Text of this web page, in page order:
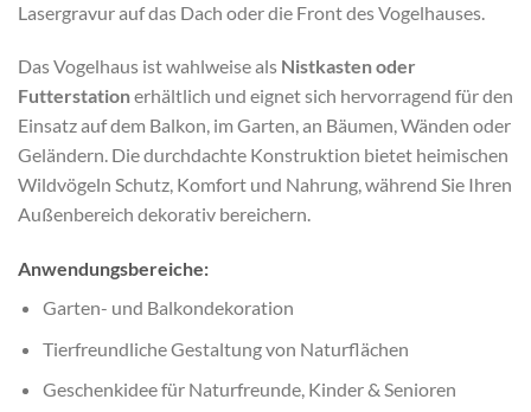
Lasergravur auf das Dach oder die Front des Vogelhauses.
Das Vogelhaus ist wahlweise als Nistkasten oder
Futterstationerhältlich und eignet sich hervorragend für den
Einsatz auf dem Balkon, im Garten, an Bäumen, Wänden oder
Geländern. Die durchdachte Konstruktion bietet heimischen
Wildvögeln Schutz, Komfort und Nahrung, während Sie Ihren
Außenbereich dekorativ bereichern.
Anwendungsbereiche:
Garten- und Balkondekoration
Tierfreundliche Gestaltung von Naturflächen
Geschenkidee für Naturfreunde, Kinder & Senioren